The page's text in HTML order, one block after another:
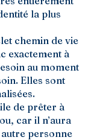
la plus
chemin de vie
exactement à
au moment
Elles sont
de prêter à
car il n’aura
personne